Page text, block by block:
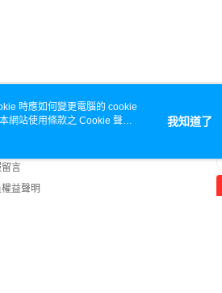
資訊
言
益聲明
時應如何變更電腦的 cookie
網站使用條款之 Cookie 聲明
我知道了